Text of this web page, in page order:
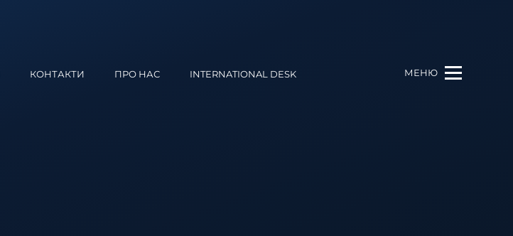
КОНТАКТИ ПРО НАС INTERNATIONAL DESK МЕНЮ